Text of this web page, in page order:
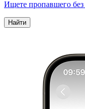
Ищете пропавшего
Найти